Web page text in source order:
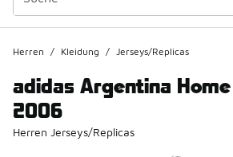
Herren / Kleidung / Jerseys/Replicas
adidas Argentina
2006
Herren Jerseys/Replicas